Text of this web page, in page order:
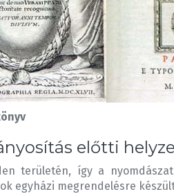
előtti
területén, így a
egyházi megrendelésre